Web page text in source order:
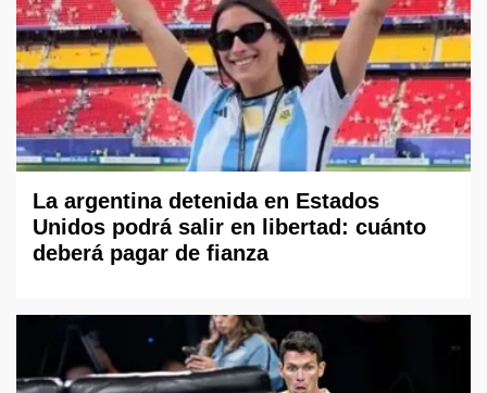
La argentina detenida en Estados
Unidos podrá salir en libertad: cuánto
deberá pagar de fianza